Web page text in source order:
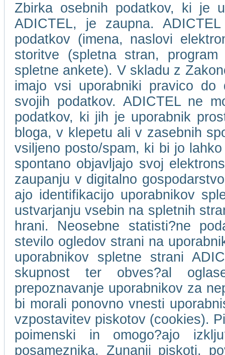
Zbirka osebnih podatkov, ki je
ADICTEL, je zaupna.
podatkov (imena, naslovi
storitve (spletna stran,
spletne ankete). V skladu z
imajo vsi uporabniki pravico do
svojih podatkov. ADICTEL ne
podatkov, ki jih je uporabnik
bloga, v klepetu ali v zasebnih
vsiljeno posto/spam, ki bi jo
spontano objavljajo svoj
zaupanju v digitalno
ajo identifikacijo uporabnikov
ustvarjanju vsebin na spletnih
hrani. Neosebne statisti?ne
stevilo ogledov strani na
uporabnikov spletne strani
skupnost ter obves?al
prepoznavanje uporabnikov za
bi morali ponovno vnesti
vzpostavitev piskotov (cookies).
poimenski in omogo?ajo
posameznika. Zunanji piskoti,